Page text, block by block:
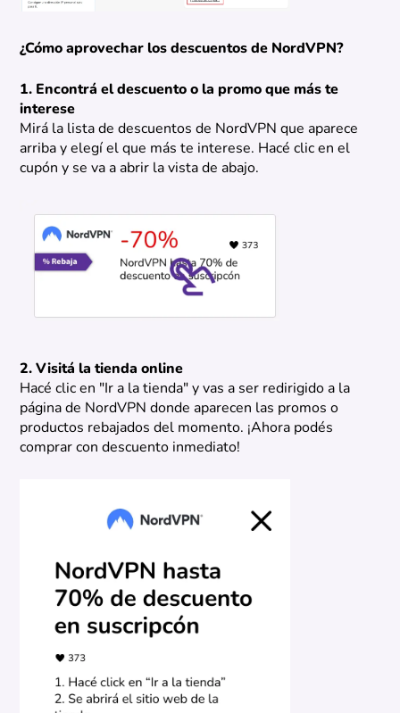
¿Cómo aprovechar los descuentos de NordVPN?
1. Encontrá el descuento o la promo que más te
interese
Mirá la lista de descuentos de NordVPN que aparece
arriba y elegí el que más te interese. Hacé clic en el
cupón y se va a abrir la vista de abajo.
2. Visitá la tienda online
Hacé clic en "Ir a la tienda" y vas a ser redirigido a la
página de NordVPN donde aparecen las promos o
productos rebajados del momento. ¡Ahora podés
comprar con descuento inmediato!